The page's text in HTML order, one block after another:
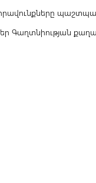
իրավունքները
Գաղտնիության